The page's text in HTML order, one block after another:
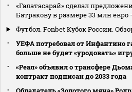
«Галатасарай» сделал
Батракову в размере 33 млн
Футбол. Fonbet Кубок России.
УЕФА потребовал от Инфантино
больше не будет «уродовать»
«Реал» объявил о трансфере
контракт подписан до 2033 года